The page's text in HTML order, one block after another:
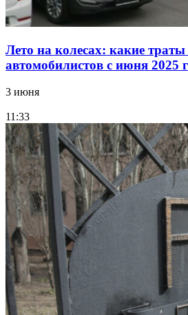
Лето на колесах: какие
автомобилистов с июня 2025
3 июня
11:33